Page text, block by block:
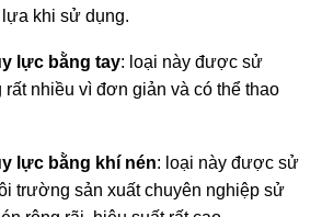
khi sử dụng.
lực bằng tay: loại này được sử
nhiều vì đơn giản và có thể thao
lực bằng khí nén: loại này được sử
trường sản xuất chuyên nghiệp sử